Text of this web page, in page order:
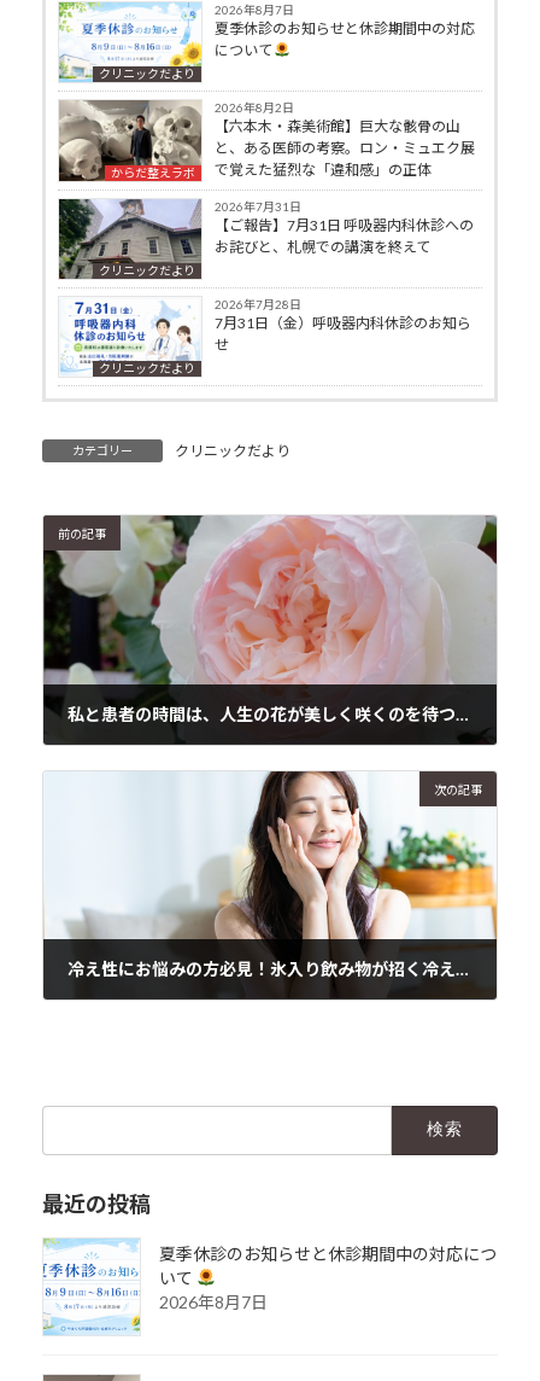
クリニックだより
2026年8月7日
夏季休診のお知らせと休診期間中の対応
について
からだ整えラボ
2026年8月2日
【六本木・森美術館】巨大な骸骨の山
と、ある医師の考察。ロン・ミュエク展
で覚えた猛烈な「違和感」の正体
クリニックだより
2026年7月31日
【ご報告】7月31日 呼吸器内科休診への
お詫びと、札幌での講演を終えて
クリニックだより
2026年7月28日
7月31日（金）呼吸器内科休診のお知ら
せ
カテゴリー クリニックだより
前の記事
私と患者の時間は、人生の花が美しく咲くのを待つ時間です
次の記事
冷え性にお悩みの方必見！氷入り飲み物が招く冷え悪化？ 温活士が解説する体を温めるヒント
最近の投稿
夏季休診のお知らせと休診期間中の対応につ
いて
2026年8月7日